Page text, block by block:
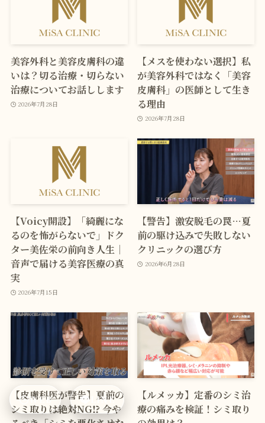
美容外科と美容皮膚科の違
いは？切る治療・切らない
治療についてお話しします
2026年7月28日
【メスを使わない選択】私
が美容外科ではなく「美容
皮膚科」の医師として生き
る理由
2026年7月28日
【Voicy開設】「綺麗にな
るのを怖がらないで」ドク
ター美佐栄の前向き人生｜
音声で届ける美容医療の真
実
2026年7月15日
【警告】激安脱毛の罠…夏
前の駆け込みで失敗しない
クリニックの選び方
2026年6月28日
【皮膚科医が警告】夏前の
シミ取りは絶対NG⁉ 今や
【ルメッカ】定番のシミ治
療の痛みを検証！シミ取り
WEB LINE